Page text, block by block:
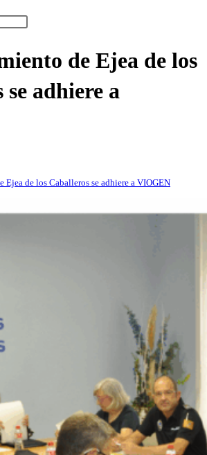
de Ejea de los
adhiere a
Ejea de los Caballeros se adhiere a VIOGEN